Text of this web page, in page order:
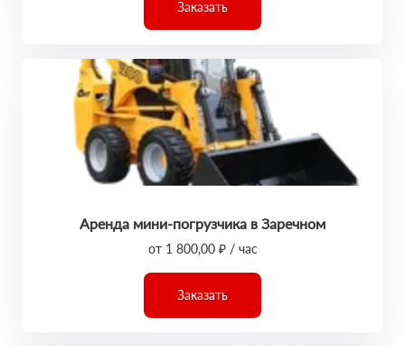
Заказать
Аренда мини-погрузчика в Заречном
от 1 800,00 ₽ / час
Заказать